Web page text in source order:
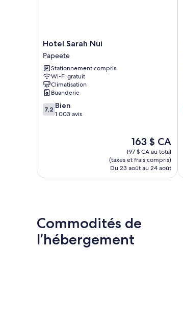
Hotel
Sarah
Nui
Papeete
Hotel Sarah Nui
Papeete
Stationnement compris
Wi-Fi gratuit
Climatisation
Buanderie
7.2
sur
7,2 Bien
1 003 avis
Le
prix
est
de
163 $ CA
163 $ CA
197 $ CA au total
(taxes et frais compris)
Du 23 août au 24 août
Commodités de
l’hébergement